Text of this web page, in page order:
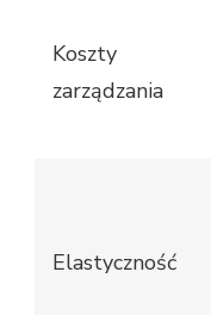
Koszty
zarządzania
Elastyczność